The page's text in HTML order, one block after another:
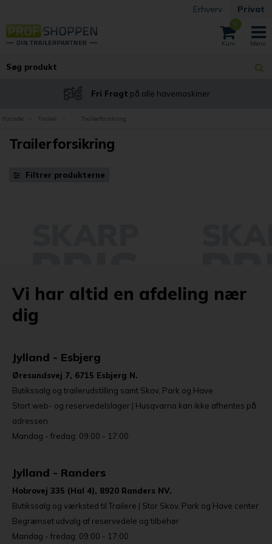
Erhverv Privat
0
Fri Fragt på alle havemaskiner
Forside Trailer Trailerforsikring
Trailerforsikring
Filtrer produkterne
Vi har altid en afdeling nær
dig
Jylland - Esbjerg
Øresundsvej 7, 6715 Esbjerg N.
Butikssalg og trailerudstilling samt Skov, Park og Have
Stort web- og reservedelslager | Husqvarna kan ikke afhentes på
adressen
Mandag - fredag: 09:00 - 17:00
Jylland - Randers
Hobrovej 335 (Hal 4), 8920 Randers NV.
Butikssalg og værksted til Trailere | Stor Skov, Park og Have center
Begrænset udvalg af reservedele og tilbehør
Mandag - fredag: 09:00 - 17:00